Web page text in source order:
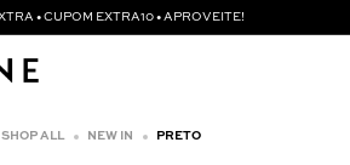
• CUPOM EXTRA10 • APROVEITE!
SHOP ALL NEW IN PRETO